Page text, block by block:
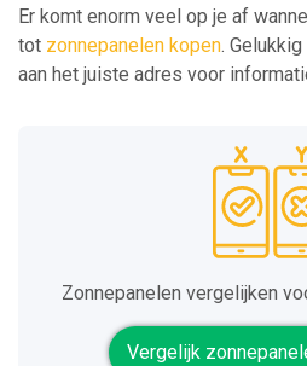
Er komt enorm veel op je af
tot zonnepanelen kopen.
aan het juiste adres voor
Zonnepanelen vergelijken
Vergelijk